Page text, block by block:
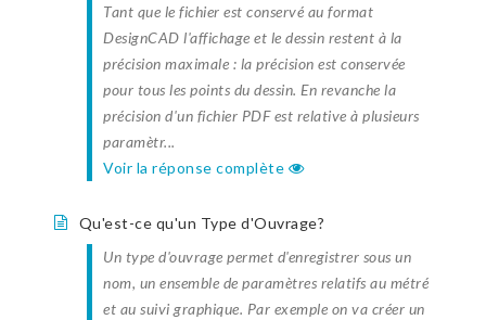
Tant que le fichier est conservé au format
DesignCAD l'affichage et le dessin restent à la
précision maximale : la précision est conservée
pour tous les points du dessin. En revanche la
précision d'un fichier PDF est relative à plusieurs
paramètr...
Voir la réponse complète
Qu'est-ce qu'un Type d'Ouvrage?
Un type d'ouvrage permet d'enregistrer sous un
nom, un ensemble de paramètres relatifs au métré
et au suivi graphique. Par exemple on va créer un